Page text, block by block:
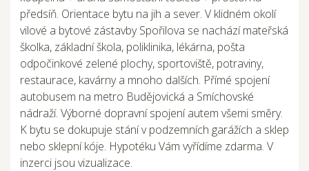
předsíň. Orientace bytu na jih a sever. V klidném okolí
vilové a bytové zástavby Spořilova se nachází mateřská
školka, základní škola, poliklinika, lékárna, pošta
odpočinkové zelené plochy, sportoviště, potraviny,
restaurace, kavárny a mnoho dalších. Přímé spojení
autobusem na metro Budějovická a Smíchovské
nádraží. Výborné dopravní spojení autem všemi směry.
K bytu se dokupuje stání v podzemních garážích a sklep
nebo sklepní kóje. Hypotéku Vám vyřídíme zdarma. V
inzerci jsou vizualizace.